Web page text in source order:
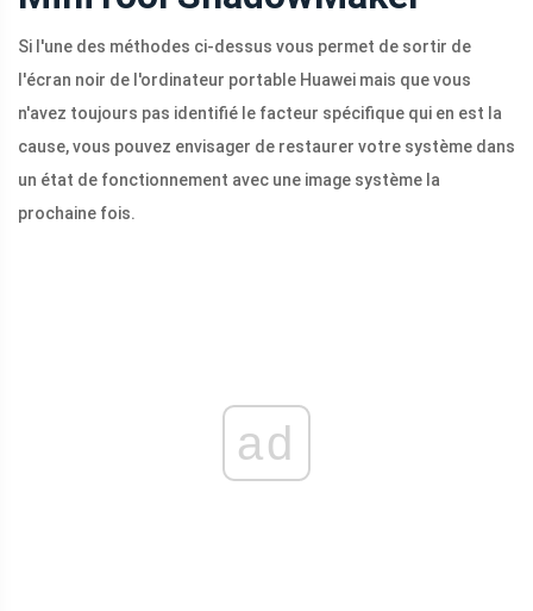
Si l'une des méthodes ci-dessus vous permet de sortir de
l'écran noir de l'ordinateur portable Huawei mais que vous
n'avez toujours pas identifié le facteur spécifique qui en est la
cause, vous pouvez envisager de restaurer votre système dans
un état de fonctionnement avec une image système la
prochaine fois.
ad